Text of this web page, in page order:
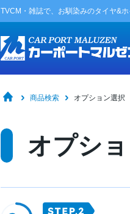
TVCM・雑誌で、お馴染みのタイヤ&
商品検索 オプション選択
オプシ